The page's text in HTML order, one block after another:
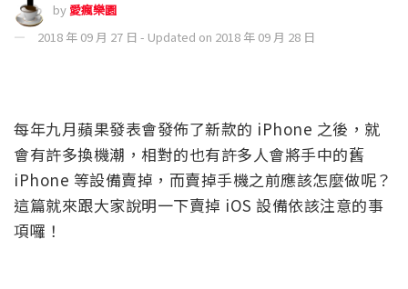
by 愛瘋樂園
2018 年 09 月 27 日 - Updated on 2018 年 09 月 28 日
每年九月蘋果發表會發佈了新款的 iPhone 之後，就
會有許多換機潮，相對的也有許多人會將手中的舊
iPhone 等設備賣掉，而賣掉手機之前應該怎麼做呢？
這篇就來跟大家說明一下賣掉 iOS 設備依該注意的事
項囉！